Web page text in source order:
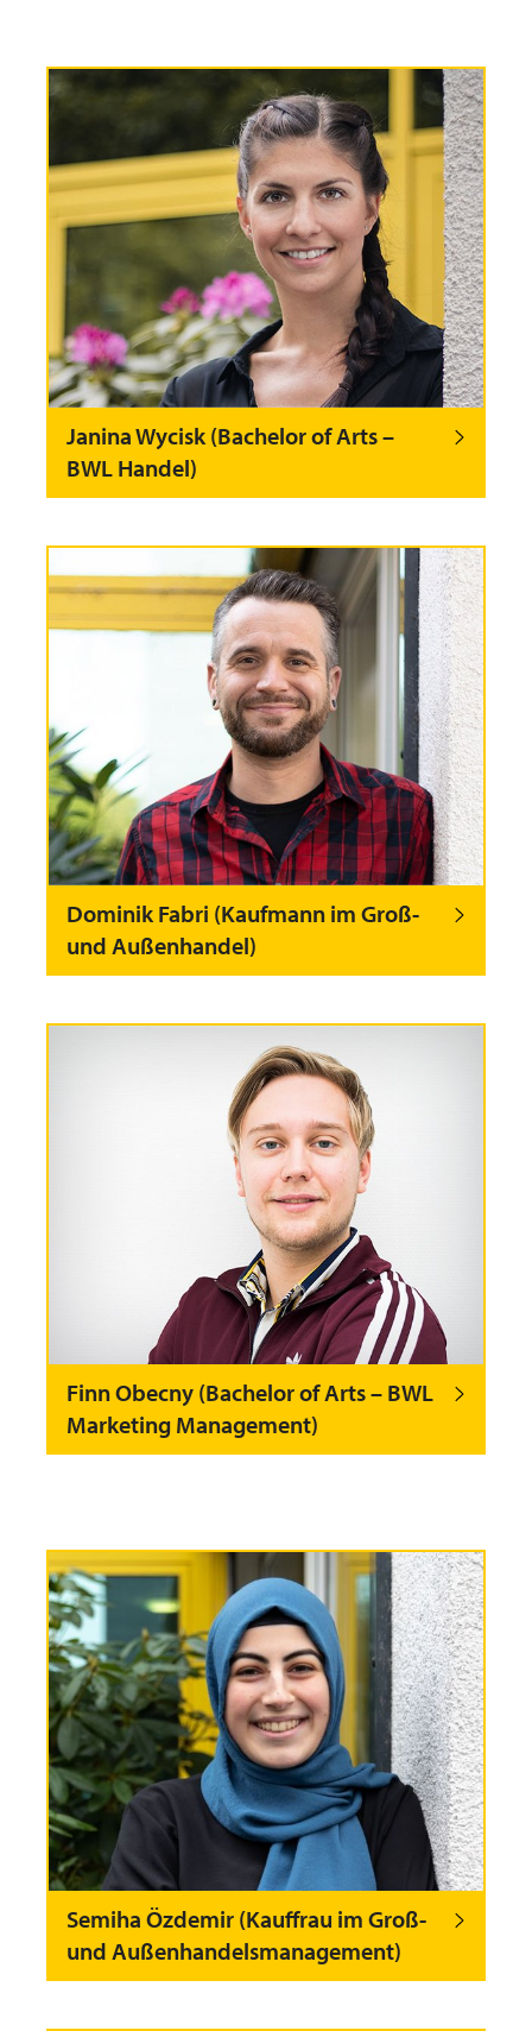
Janina Wycisk (Bachelor of Arts –
BWL Handel)
Dominik Fabri (Kaufmann im Groß-
und Außenhandel)
Finn Obecny (Bachelor of Arts – BWL
Marketing Management)
Semiha Özdemir (Kauffrau im Groß-
und Außenhandelsmanagement)